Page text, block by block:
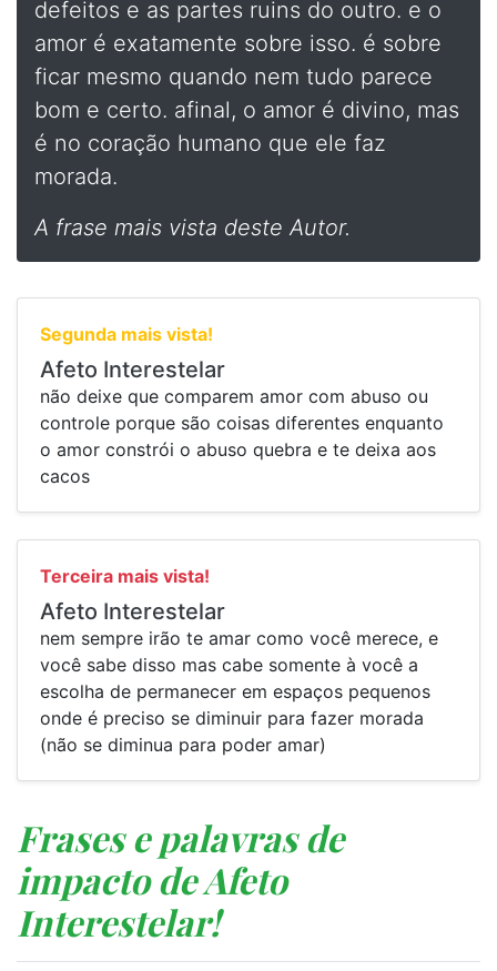
defeitos e as partes ruins do outro. e o
amor é exatamente sobre isso. é sobre
ficar mesmo quando nem tudo parece
bom e certo. afinal, o amor é divino, mas
é no coração humano que ele faz
morada.
A frase mais vista deste Autor.
Segunda mais vista!
Afeto Interestelar
não deixe que comparem amor com abuso ou
controle porque são coisas diferentes enquanto
o amor constrói o abuso quebra e te deixa aos
cacos
Terceira mais vista!
Afeto Interestelar
nem sempre irão te amar como você merece, e
você sabe disso mas cabe somente à você a
escolha de permanecer em espaços pequenos
onde é preciso se diminuir para fazer morada
(não se diminua para poder amar)
Frases e palavras de
impacto de Afeto
Interestelar!